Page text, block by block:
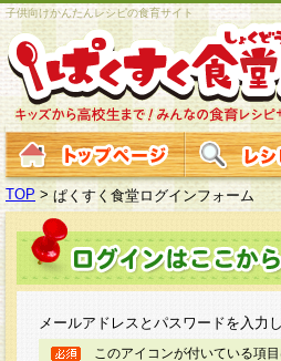
子供向けかんたんレシピの食育サイト
TOP > ぱくすく食堂ログインフォーム
メールアドレスとパスワードを入力
このアイコンが付いている項